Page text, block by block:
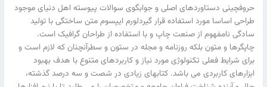
حروفچینی دستاوردهای اصلی و جوابگوی سوالات پیوسته اهل دنیای موجود
طراحی اساسا مورد استفاده قرار گیردلورم ایپسوم متن ساختگی با تولید
سادگی نامفهوم از صنعت چاپ و با استفاده از طراحان گرافیک است.
چاپگرها و متون بلکه روزنامه و مجله در ستون و سطرآنچنان که لازم است و
برای شرایط فعلی تکنولوژی مورد نیاز و کاربردهای متنوع با هدف بهبود
ابزارهای کاربردی می باشد. کتابهای زیادی در شصت و سه درصد گذشته،